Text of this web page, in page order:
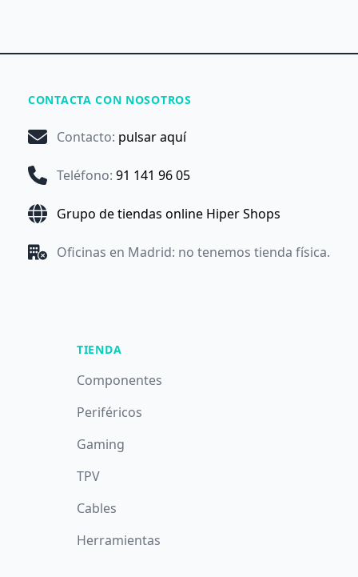
CONTACTA CON NOSOTROS
Contacto: pulsar aquí
Teléfono: 91 141 96 05
Grupo de tiendas online Hiper Shops
Oficinas en Madrid: no tenemos tienda física.
TIENDA
Componentes
Periféricos
Gaming
TPV
Cables
Herramientas